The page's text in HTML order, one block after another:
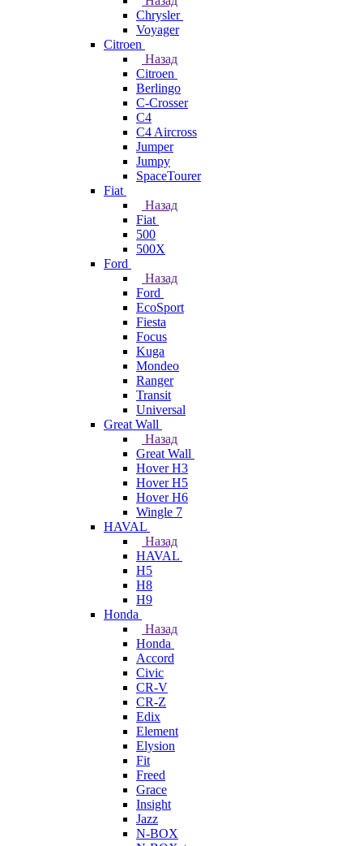
Chrysler
Voyager
Citroen
Назад
Citroen
Berlingo
C-Crosser
C4
C4 Aircross
Jumper
Jumpy
SpaceTourer
Fiat
Назад
Fiat
500
500X
Ford
Назад
Ford
EcoSport
Fiesta
Focus
Kuga
Mondeo
Ranger
Transit
Universal
Great Wall
Назад
Great Wall
Hover H3
Hover H5
Hover H6
Wingle 7
HAVAL
Назад
HAVAL
H5
H8
H9
Honda
Назад
Honda
Accord
Civic
CR-V
CR-Z
Edix
Element
Elysion
Fit
Freed
Grace
Insight
Jazz
N-BOX